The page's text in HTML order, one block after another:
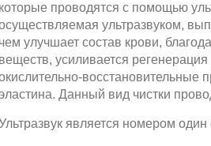
которые проводятся с помощью
ультразвуком,
чем улучшает состав крови,
веществ, усиливается регенерация
восстановительные
Данный вид чистки
является номером